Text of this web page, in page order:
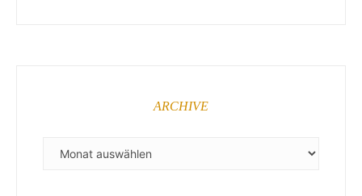
ARCHIVE
ARCHIVE